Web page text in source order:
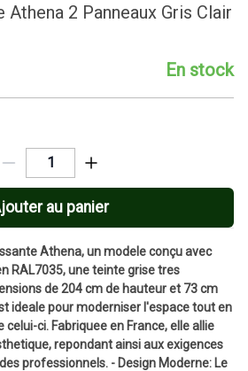
2 Panneaux Gris Clair
En stock
au panier
Athena, un modele conçu avec
RAL7035, une teinte grise tres
de 204 cm de hauteur et 73 cm
ideale pour moderniser l'espace tout en
ci. Fabriquee en France, elle allie
repondant ainsi aux exigences
professionnels. - Design Moderne: Le